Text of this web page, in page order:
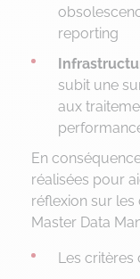
reporting
subit une
aux
En
réalisées pour
réflexion sur les
Master Data
Les critères